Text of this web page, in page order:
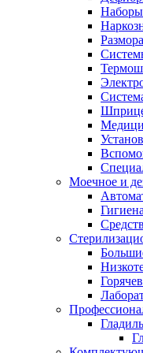
Наборы
Моечное и